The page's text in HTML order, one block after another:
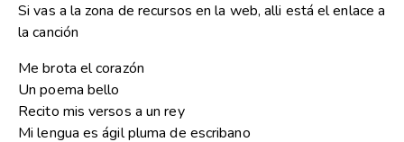
Si vas a la zona de recursos en la web, alli está el enlace a
la canción
Me brota el corazón
Un poema bello
Recito mis versos a un rey
Mi lengua es ágil pluma de escribano